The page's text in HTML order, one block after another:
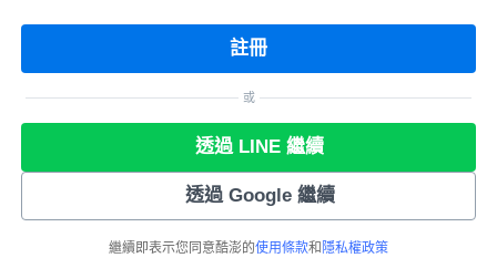
註冊
或
透過 LINE 繼續
透過 Google 繼續
繼續即表示您同意酷澎的使用條款和 隱私權政策